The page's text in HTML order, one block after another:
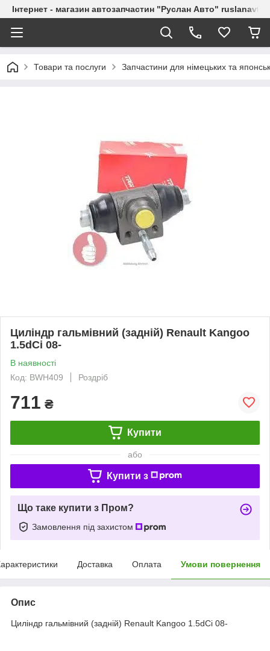
Інтернет - магазин автозапчастин "Руслан Авто"
Товари та послуги Запчастини для німецьких та
Циліндр гальмівний (задній) Renault Kangoo
1.5dCi 08-
В наявності
Код: BWH409
Роздріб
711 ₴
Купити
або
Купити з
Що таке купити з Пром?
Замовлення під захистом
Доставка Оплата Умови повернення
Опис
Циліндр гальмівний (задній) Renault Kangoo 1.5dCi 08-